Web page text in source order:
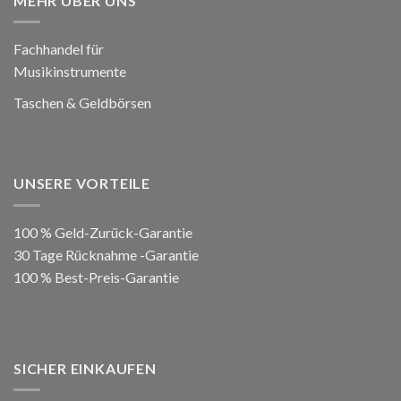
Fachhandel für
Musikinstrumente
Taschen & Geldbörsen
UNSERE VORTEILE
100 % Geld-Zurück-Garantie
30 Tage Rücknahme -Garantie
100 % Best-Preis-Garantie
SICHER EINKAUFEN